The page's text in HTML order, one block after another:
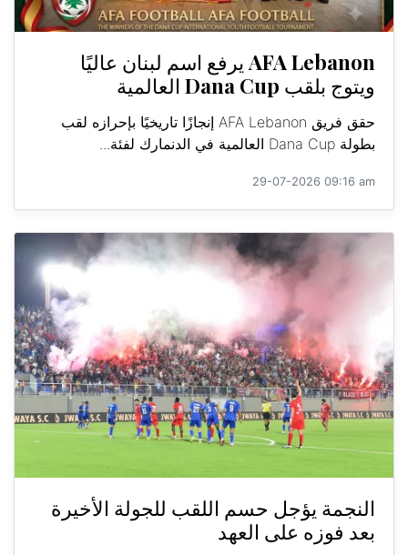
AFA Lebanon يرفع اسم لبنان عاليًا
ويتوج بلقب Dana Cup العالمية
حقق فريق AFA Lebanon إنجازًا تاريخيًا بإحرازه لقب
بطولة Dana Cup العالمية في الدنمارك لفئة...
29-07-2026 09:16 am
النجمة يؤجل حسم اللقب للجولة الأخيرة
بعد فوزه على العهد